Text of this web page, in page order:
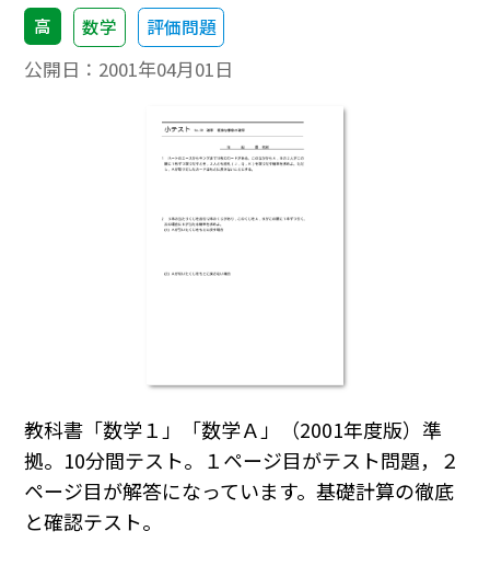
高 数学 評価問題
公開日： 2001年04月01日
教科書「数学１」「数学Ａ」（2001年度版）準
拠。10分間テスト。１ページ目がテスト問題，２
ページ目が解答になっています。基礎計算の徹底
と確認テスト。